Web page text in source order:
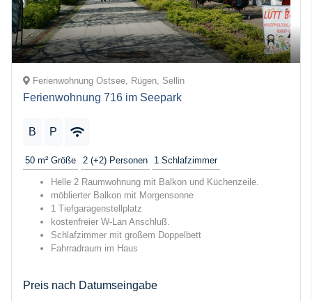
Ferienwohnung Ostsee, Rügen, Sellin
Ferienwohnung 716 im Seepark
B P
50 m² Größe 2 (+2) Personen 1 Schlafzimmer
Helle 2 Raumwohnung mit Balkon und Küchenzeile.
möblierter Balkon mit Morgensonne
1 Tiefgaragenstellplatz
kostenfreier W-Lan Anschluß.
Schlafzimmer mit großem Doppelbett
Fahrradraum im Haus
Preis nach Datumseingabe